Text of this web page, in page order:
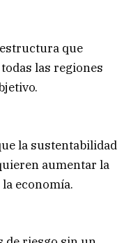
que
las regiones
la sustentabilidad
aumentar la
economía.